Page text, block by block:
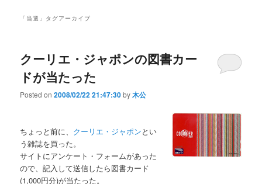
「 当選 」タグアーカイブ
クーリエ・ジャポンの図書カー
ドが当たった
Posted on2008/02/22 21:47:30by木公
ちょっと前に、 クーリエ・ジャポンとい
う雑誌を買った。
サイトにアンケート・フォームがあった
ので、記入して送信したら図書カード
(1,000円分)が当たった。